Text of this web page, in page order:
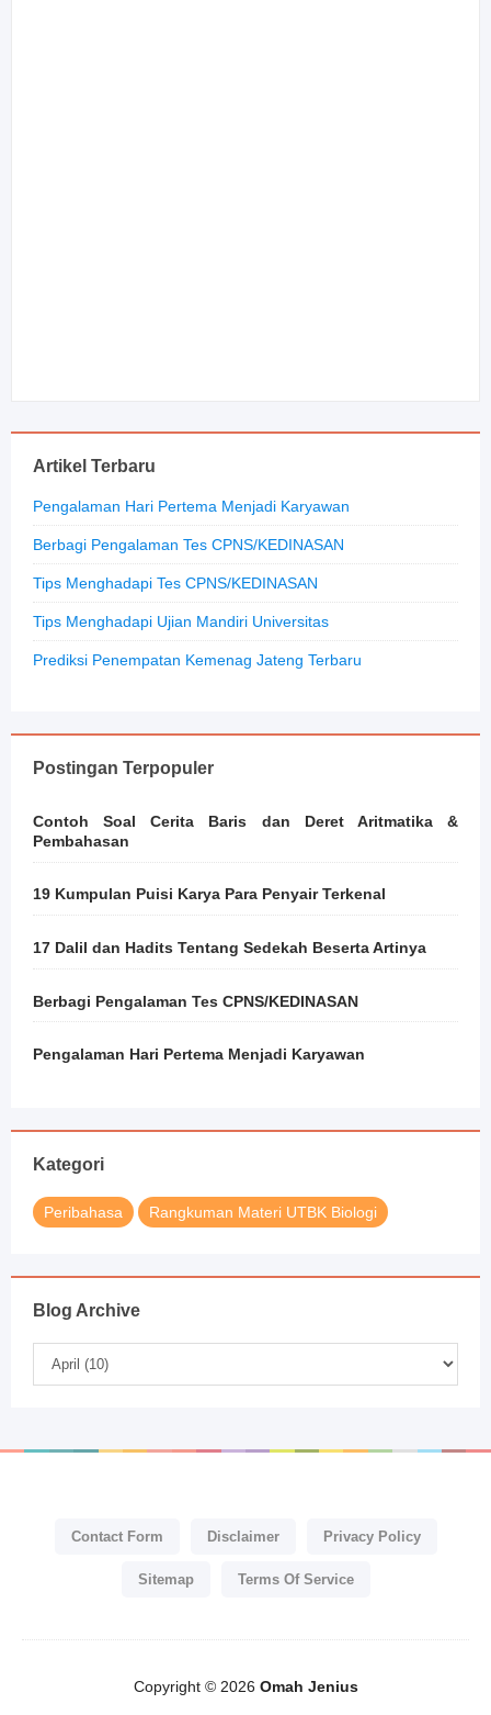
Artikel Terbaru
Pengalaman Hari Pertema Menjadi Karyawan
Berbagi Pengalaman Tes CPNS/KEDINASAN
Tips Menghadapi Tes CPNS/KEDINASAN
Tips Menghadapi Ujian Mandiri Universitas
Prediksi Penempatan Kemenag Jateng Terbaru
Postingan Terpopuler
Contoh Soal Cerita Baris dan Deret Aritmatika &
Pembahasan
19 Kumpulan Puisi Karya Para Penyair Terkenal
17 Dalil dan Hadits Tentang Sedekah Beserta Artinya
Berbagi Pengalaman Tes CPNS/KEDINASAN
Pengalaman Hari Pertema Menjadi Karyawan
Kategori
Peribahasa Rangkuman Materi UTBK Biologi
Blog Archive
Contact Form Disclaimer Privacy Policy
Sitemap Terms Of Service
Copyright © 2026 Omah Jenius